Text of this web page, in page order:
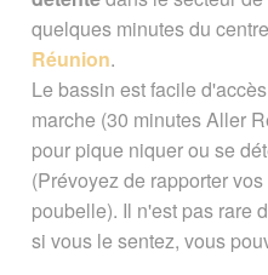
En lien avec
Page créée le 06
mise à jour le 24
Vous êtes ici :
Explorer La Réunion
Bassin
quelques minutes du centre
Réunion.
Le bassin est facile
marche (30 minutes Aller
pour pique niquer ou se
(Prévoyez de rapporter
poubelle). Il n'est pas rare
si vous le sentez, vous